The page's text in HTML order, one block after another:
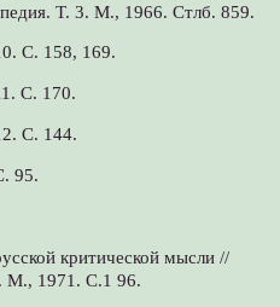
Т. 3. М., 1966. Стлб. 859.
С. 158, 169.
С. 170.
С. 144.
95.
критической мысли //
М., 1971. С.1 96.